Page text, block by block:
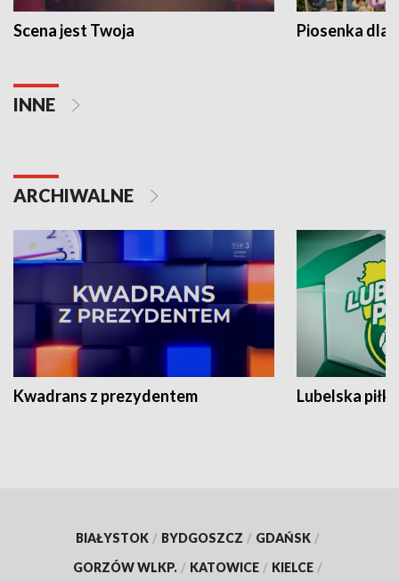
Scena jest Twoja Piosenka dla
INNE
ARCHIWALNE
Kwadrans z prezydentem Lubelska piłka
BIAŁYSTOK / BYDGOSZCZ / GDAŃSK /
GORZÓW WLKP. / KATOWICE / KIELCE /